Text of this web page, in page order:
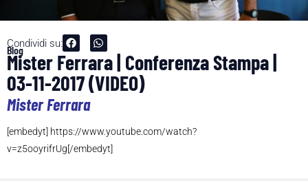
Condividi su:
Blog
Mister Ferrara | Conferenza Stampa |
03-11-2017 (VIDEO)
Mister Ferrara
[embedyt] https://www.youtube.com/watch?
v=z5ooyrifrUg[/embedyt]